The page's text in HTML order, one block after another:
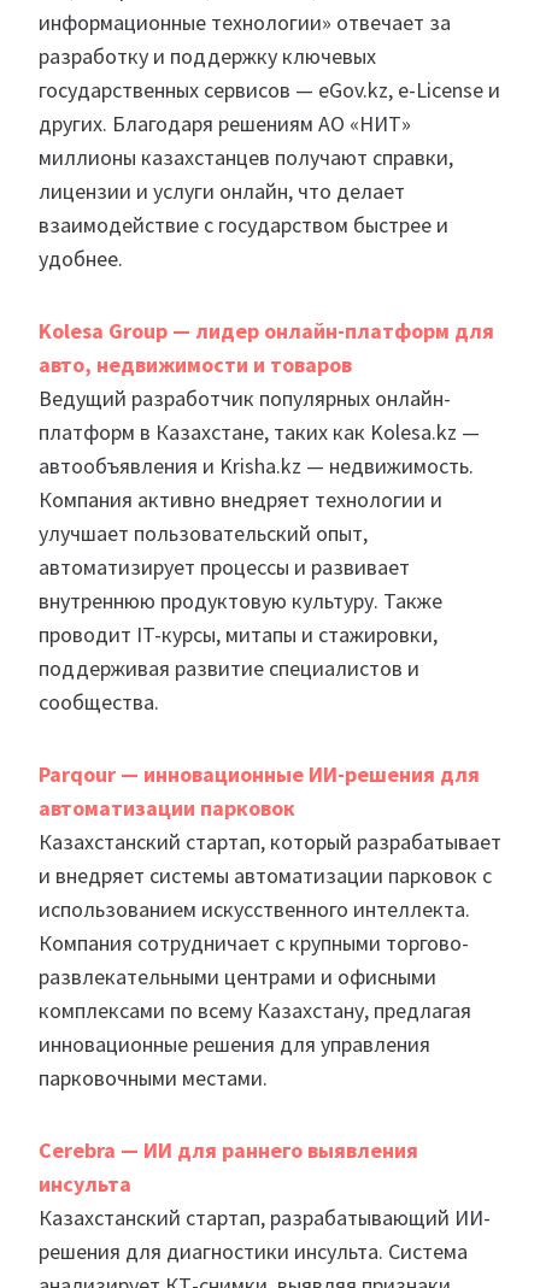
информационные технологии» отвечает за
разработку и поддержку ключевых
государственных сервисов — eGov.kz, e-License и
других. Благодаря решениям АО «НИТ»
миллионы казахстанцев получают справки,
лицензии и услуги онлайн, что делает
взаимодействие с государством быстрее и
удобнее.
Kolesa Group — лидер онлайн-платформ для
авто, недвижимости и товаров
Ведущий разработчик популярных онлайн-
платформ в Казахстане, таких как Kolesa.kz —
автообъявления и Krisha.kz — недвижимость.
Компания активно внедряет технологии и
улучшает пользовательский опыт,
автоматизирует процессы и развивает
внутреннюю продуктовую культуру. Также
проводит IT-курсы, митапы и стажировки,
поддерживая развитие специалистов и
сообщества.
Parqour — инновационные ИИ-решения для
автоматизации парковок
Казахстанский стартап, который разрабатывает
и внедряет системы автоматизации парковок с
использованием искусственного интеллекта.
Компания сотрудничает с крупными торгово-
развлекательными центрами и офисными
комплексами по всему Казахстану, предлагая
инновационные решения для управления
парковочными местами.
Cerebra — ИИ для раннего выявления
инсульта
Казахстанский стартап, разрабатывающий ИИ-
решения для диагностики инсульта. Система